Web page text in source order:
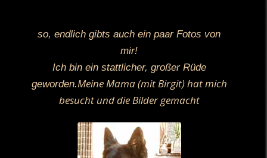
so, endlich gibts auch ein paar Fotos von
mir!
Ich bin ein stattlicher, großer Rüde
geworden.Meine Mama (mit Birgit) hat mich
besucht und die Bilder gemacht